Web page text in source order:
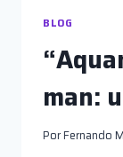
BLOG
man:
PorFernando